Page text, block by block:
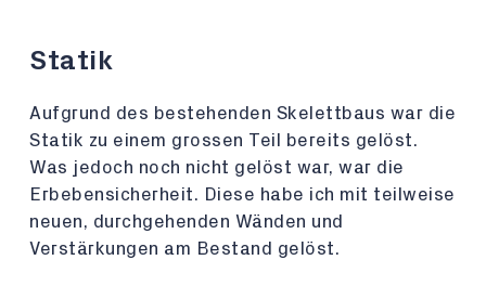
Statik
Aufgrund des bestehenden Skelettbaus war die
Statik zu einem grossen Teil bereits gelöst.
Was jedoch noch nicht gelöst war, war die
Erbebensicherheit. Diese habe ich mit teilweise
neuen, durchgehenden Wänden und
Verstärkungen am Bestand gelöst.